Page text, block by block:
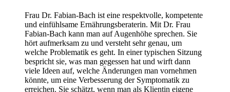
Frau Dr. Fabian-Bach ist eine respektvolle, kompetente
und einfühlsame Ernährungsberaterin. Mit Dr. Frau
Fabian-Bach kann man auf Augenhöhe sprechen. Sie
hört aufmerksam zu und versteht sehr genau, um
welche Problematik es geht. In einer typischen Sitzung
bespricht sie, was man gegessen hat und wirft dann
viele Ideen auf, welche Änderungen man vornehmen
könnte, um eine Verbesserung der Symptomatik zu
erreichen. Sie schätzt, wenn man als Klientin eigene